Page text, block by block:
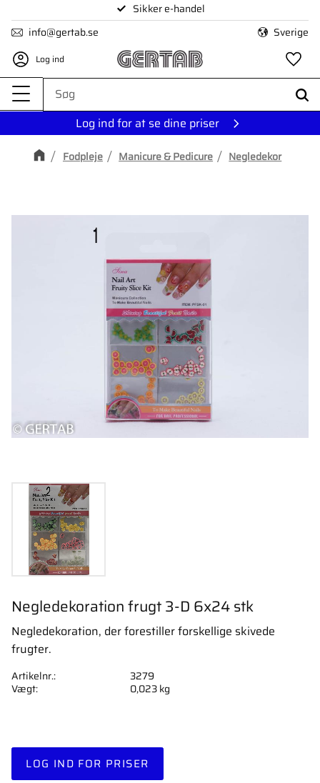
Menu
Sikker e-handel
info@gertab.se
Sverige
Log ind
Log ind for at se dine priser
Fodpleje Manicure & Pedicure Negledekor
Negledekoration frugt 3-D 6x24 stk
Negledekoration, der forestiller forskellige skivede
frugter.
LOG IND FOR PRISER
Artikelnr.
3279
Vægt
0,023 kg